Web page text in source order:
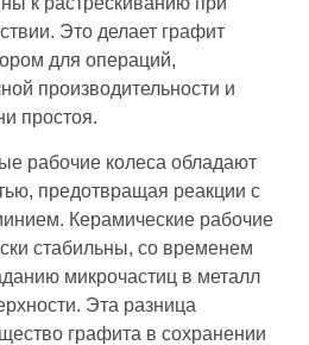
Это делает графит
для операций,
производительности и
простоя.
рабочие колеса обладают
предотвращая реакции с
Керамические рабочие
стабильны, со временем
микрочастиц в металл
Эта разница
графита в сохранении